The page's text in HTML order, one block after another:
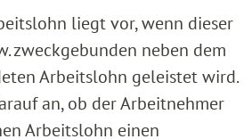
liegt vor, wenn dieser
zweckgebunden neben dem
Arbeitslohn geleistet wird.
an, ob der Arbeitnehmer
Arbeitslohn einen